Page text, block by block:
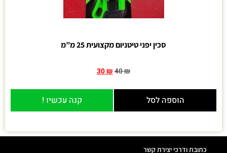
סכין יפני טיטניום מקצועית 25 מ”מ
40₪
30₪
הוספה לסל קנה עכשיו !
כתובת ודרכי יצירת קשר